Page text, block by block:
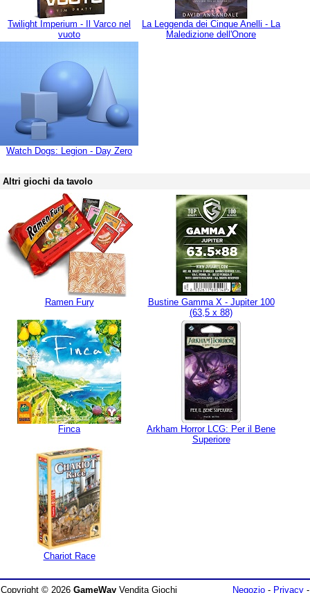
Twilight Imperium - Il Varco nel
vuoto
La Leggenda dei Cinque Anelli - La
Maledizione dell'Onore
Watch Dogs: Legion - Day Zero
Altri giochi da tavolo
Ramen Fury
Bustine Gamma X - Jupiter 100
(63,5 x 88)
Finca
Arkham Horror LCG: Per il Bene
Superiore
Chariot Race
Copyright © 2026 GameWay Vendita Giochi Negozio - Privacy -